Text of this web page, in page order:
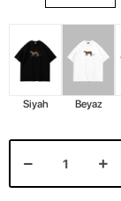
Siyah Beyaz